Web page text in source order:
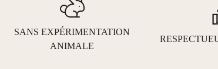
SANS EXPÉRIMENTATION
ANIMALE